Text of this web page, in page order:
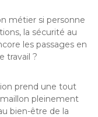
métier si personne
la sécurité au
les passages en
travail ?
prend une tout
pleinement
bien-être de la